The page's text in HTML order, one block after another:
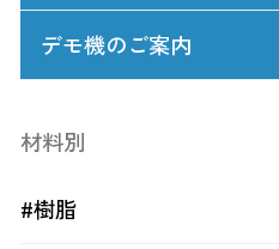
デモ機のご案内
材料別
#樹脂